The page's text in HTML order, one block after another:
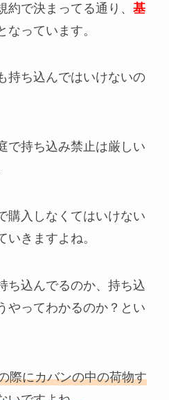
約で決まってる通り、 基
なっています。
持ち込んではいけないの
で持ち込み禁止は厳しい
購入しなくてはいけない
いきますよね。
ち込んでるのか、持ち込
やってわかるのか？とい
際にカバンの中の荷物す